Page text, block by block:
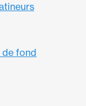
de fond